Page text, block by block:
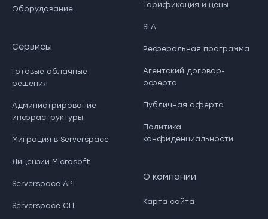
Оборудование
Сервисы
Готовые облачные
решения
Администрирование
инфраструктуры
Миграция в Serverspace
Лицензии Microsoft
Serverspace API
Serverspace CLI
Тарификация и цены
SLA
Реферальная программа
Агентский договор-
оферта
Публичная оферта
Политика
конфиденциальности
О компании
Карта сайта